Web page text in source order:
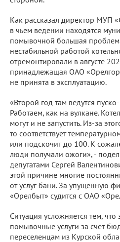
Как рассказал директор МУП
в чьем ведении находятся
помывочной большая
нестабильной работой
отремонтировали в августе
принадлежащая ОАО
не принята в эксплуатацию.
«Второй год там ведутся
Работаем, как на вулкане.
могут и не запустить. Из-за
то соответствует
или подскочит до 100. К
люди получали ожоги», -
депутатами Сергей
этой причине многие
от услуг бани. За упущенную
«Орелбыт» судится с ОАО
Ситуация усложняется тем, что
помывочные услуги за счет
переселенцам из Курской